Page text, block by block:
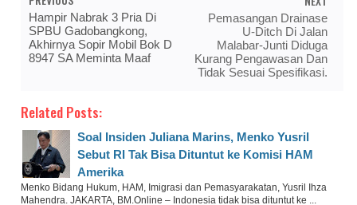
Hampir Nabrak 3 Pria Di
SPBU Gadobangkong,
Akhirnya Sopir Mobil Bok D
8947 SA Meminta Maaf
Pemasangan Drainase
U-Ditch Di Jalan
Malabar-Junti Diduga
Kurang Pengawasan Dan
Tidak Sesuai Spesifikasi.
Related Posts:
Soal Insiden Juliana Marins, Menko Yusril
Sebut RI Tak Bisa Dituntut ke Komisi HAM
Amerika
Menko Bidang Hukum, HAM, Imigrasi dan Pemasyarakatan, Yusril Ihza
Mahendra. JAKARTA, BM.Online – Indonesia tidak bisa dituntut ke ...